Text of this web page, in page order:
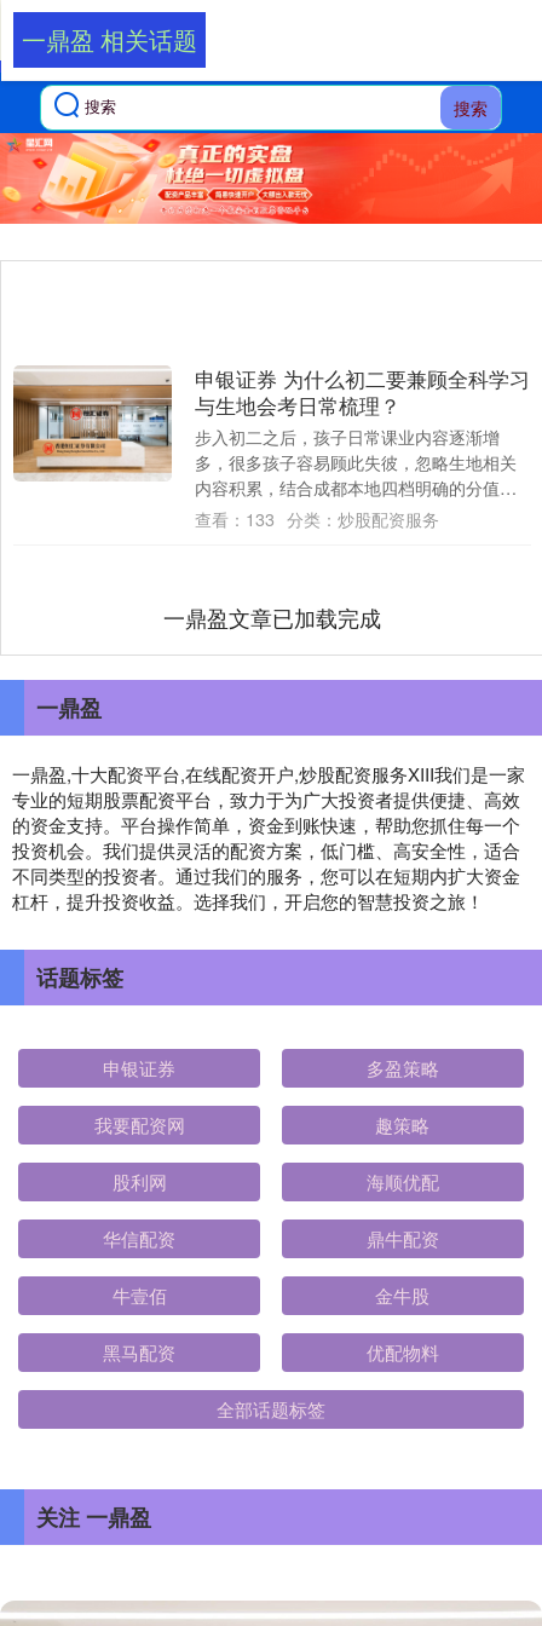
搜索
一鼎盈 相关话题
申银证券 为什么初二要兼顾全科学习
与生地会考日常梳理？
步入初二之后，孩子日常课业内容逐渐增
多，很多孩子容易顾此失彼，忽略生地相关
内容积累，结合成都本地四档明确的分值折
算制度，均衡安排日常学习尤为关键。 均衡
查看： 133 分类： 炒股配资服务
一鼎盈文章已加载完成
一鼎盈
一鼎盈,十大配资平台,在线配资开户,炒股配资服务XIII‌我们是一家
专业的短期股票配资平台，致力于为广大投资者提供便捷、高效
的资金支持。平台操作简单，资金到账快速，帮助您抓住每一个
投资机会。我们提供灵活的配资方案，低门槛、高安全性，适合
不同类型的投资者。通过我们的服务，您可以在短期内扩大资金
杠杆，提升投资收益。选择我们，开启您的智慧投资之旅！
话题标签
申银证券 多盈策略
我要配资网 趣策略
股利网 海顺优配
华信配资 鼎牛配资
牛壹佰 金牛股
黑马配资 优配物料
全部话题标签
关注 一鼎盈